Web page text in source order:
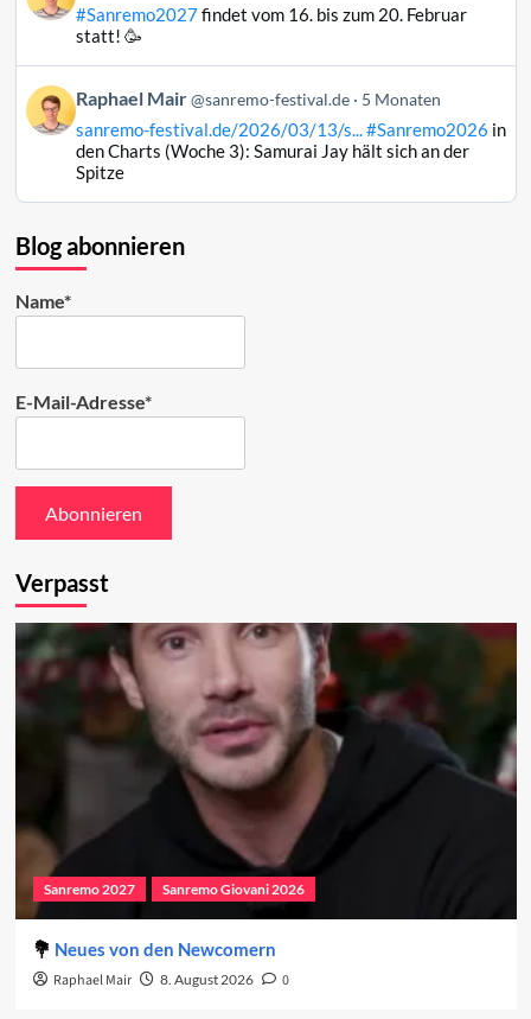
Raphael
Bluesky
ansehen
#Sanremo2027findet vom 16. bis zum 20. Februar
statt! 🥳
Beitrag
von
Raphael
ansehen
Raphael Mair @sanremo-festival.de 5 Monaten
sanremo-festival.de/2026/03/13/s...#Sanremo2026 in
den Charts (Woche 3): Samurai Jay hält sich an der
Spitze
Blog abonnieren
Name*
E-Mail-Adresse*
Verpasst
Sanremo 2027 Sanremo Giovani 2026
Neues von den Newcomern
Raphael Mair 8. August 2026 0